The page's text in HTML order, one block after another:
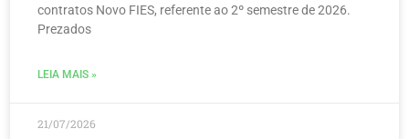
contratos Novo FIES, referente ao 2º semestre de 2026.
Prezados
LEIA MAIS »
21/07/2026